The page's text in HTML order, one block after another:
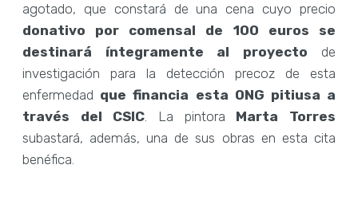
agotado, que constará de una cena cuyo precio
donativo por comensal de 100 euros se
destinará íntegramente al proyecto de
investigación para la detección precoz de esta
enfermedad que financia esta ONG pitiusa a
través del CSIC. La pintora Marta Torres
subastará, además, una de sus obras en esta cita
benéfica.